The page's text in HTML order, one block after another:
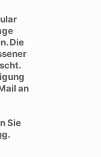
Die
an
Sie
.